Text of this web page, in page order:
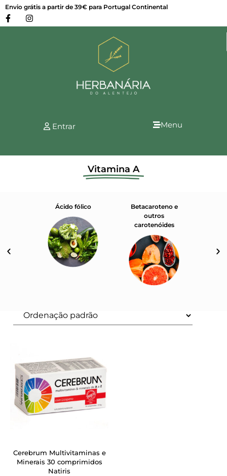
Envio grátis a partir de 39€ para Portugal Continental
Entrar Menu
Vitamina A
Ácido fólico
Betacaroteno e
outros
carotenóides
Cerebrum Multivitaminas e
Minerais 30 comprimidos
Natiris